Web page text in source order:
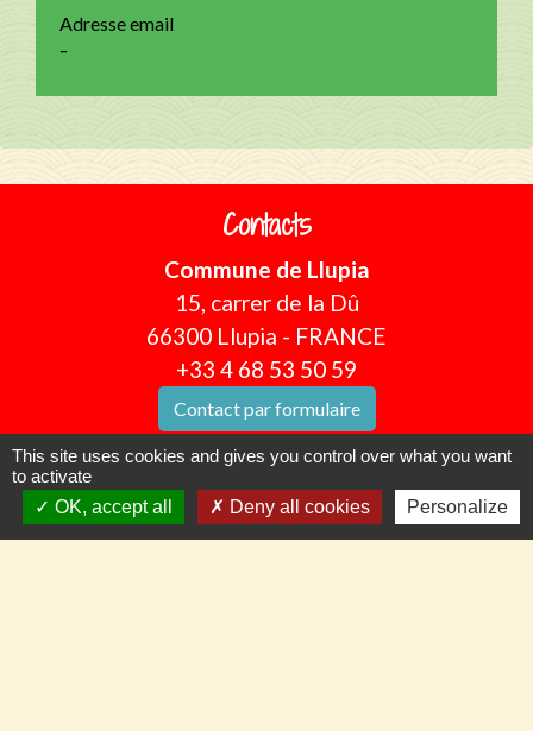
Adresse email
-
Contacts
Commune de Llupia
15, carrer de la Dû
66300 Llupia - FRANCE
+33 4 68 53 50 59
Contact par formulaire
This site uses cookies and gives you control over what you want
to activate
OK, accept all
Deny all cookies Personalize